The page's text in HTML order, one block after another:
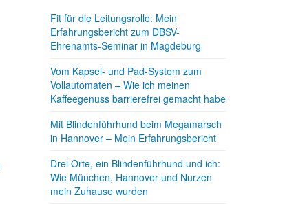
Fit für die Leitungsrolle: Mein
Erfahrungsbericht zum DBSV-
Ehrenamts-Seminar in Magdeburg
Vom Kapsel- und Pad-System zum
Vollautomaten – Wie ich meinen
Kaffeegenuss barrierefrei gemacht habe
Mit Blindenführhund beim Megamarsch
in Hannover – Mein Erfahrungsbericht
Drei Orte, ein Blindenführhund und ich:
Wie München, Hannover und Nurzen
mein Zuhause wurden